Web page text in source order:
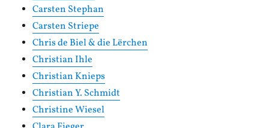
Carsten Stephan
Carsten Striepe
Chris de Biel & die Lërchen
Christian Ihle
Christian Knieps
Christian Y. Schmidt
Christine Wiesel